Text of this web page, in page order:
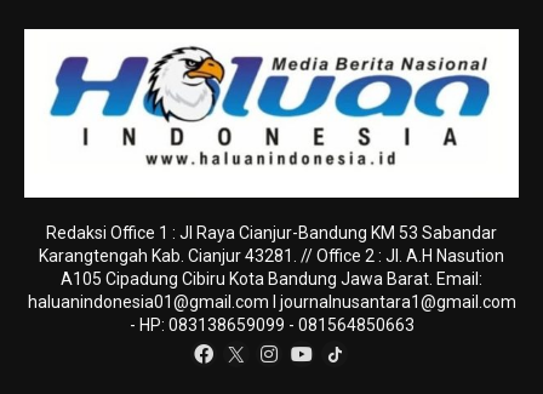
Redaksi Office 1 : Jl Raya Cianjur-Bandung KM 53 Sabandar
Karangtengah Kab. Cianjur 43281. // Office 2 : Jl. A.H Nasution
A105 Cipadung Cibiru Kota Bandung Jawa Barat. Email:
haluanindonesia01@gmail.com
journalnusantara1@gmail.com
- HP: 083138659099 - 081564850663